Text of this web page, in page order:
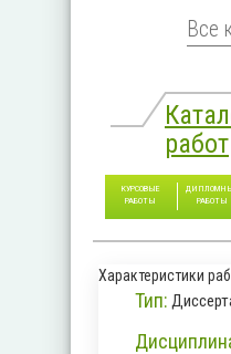
Все
работ
КУРСОВЫЕ
РАБОТЫ
РАБОТЫ
Характеристики
Тип: